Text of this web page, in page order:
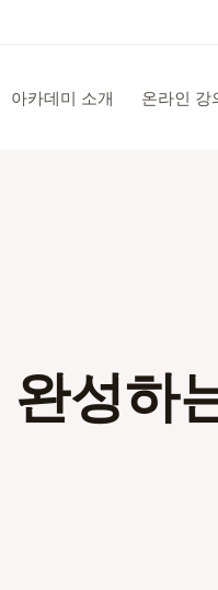
아카데미 소개 온라인 강
성하